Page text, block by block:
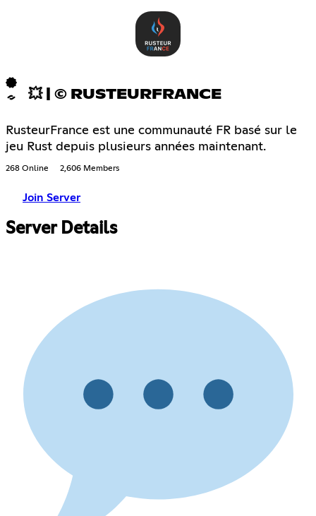
💥 | © RUSTEURFRANCE
RusteurFrance est une communauté FR basé sur le
jeu Rust depuis plusieurs années maintenant.
268 Online 2,606 Members
Join Server
Server Details